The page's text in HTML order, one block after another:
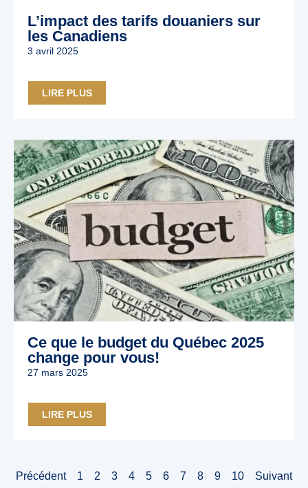
L’impact des tarifs douaniers sur
les Canadiens
3 avril 2025
LIRE PLUS
Ce que le budget du Québec 2025
change pour vous!
27 mars 2025
LIRE PLUS
Précédent 1 2 3 4 5 6 7 8 9 10 Suivant